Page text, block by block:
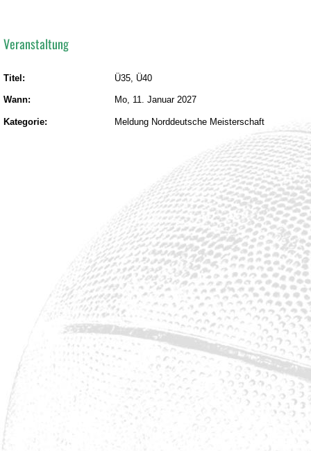
Veranstaltung
Titel: Ü35, Ü40
Wann: Mo, 11. Januar 2027
Kategorie: Meldung Norddeutsche Meisterschaft